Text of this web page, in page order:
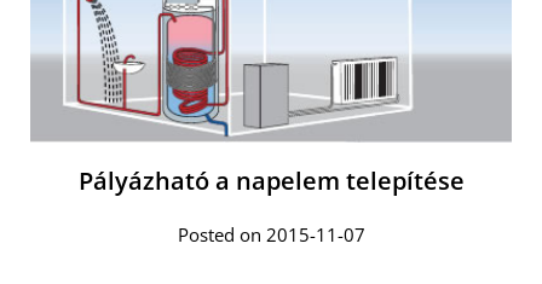
Pályázható a napelem telepítése
Posted on 2015-11-07